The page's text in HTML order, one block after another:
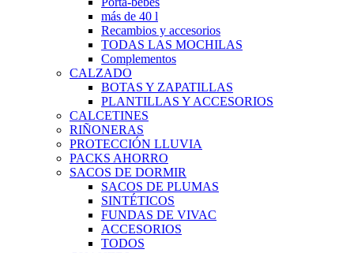
más de 40 l
Recambios y accesorios
TODAS LAS MOCHILAS
Complementos
CALZADO
BOTAS Y ZAPATILLAS
PLANTILLAS Y ACCESORIOS
CALCETINES
RIÑONERAS
PROTECCIÓN LLUVIA
PACKS AHORRO
SACOS DE DORMIR
SACOS DE PLUMAS
SINTÉTICOS
FUNDAS DE VIVAC
ACCESORIOS
TODOS